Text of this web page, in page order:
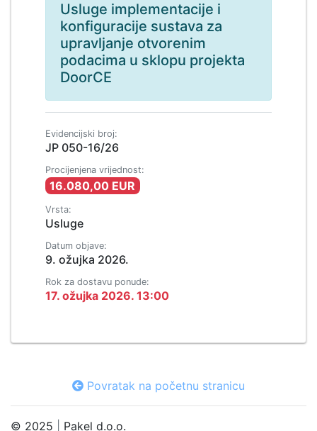
Usluge implementacije i
konfiguracije sustava za
upravljanje otvorenim
podacima u sklopu projekta
DoorCE
Evidencijski broj:
JP 050-16/26
Procijenjena vrijednost:
16.080,00 EUR
Vrsta:
Usluge
Datum objave:
9. ožujka 2026.
Rok za dostavu ponude:
17. ožujka 2026. 13:00
Povratak na početnu stranicu
© 2025 Pakel d.o.o.